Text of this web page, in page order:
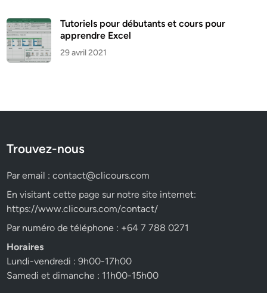
Tutoriels pour débutants et cours pour
apprendre Excel
29 avril 2021
Trouvez-nous
Par email :contact@clicours.com
En visitant cette page sur notre site internet:
https://www.clicours.com/contact/
Par numéro de téléphone : +64 7 788 0271
Horaires
Lundi-vendredi : 9h00-17h00
Samedi et dimanche : 11h00-15h00